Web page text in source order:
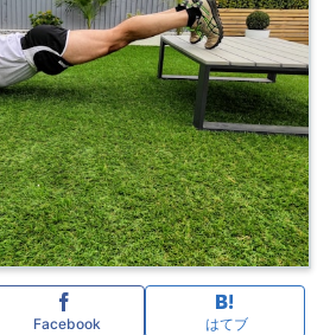
Facebook はてブ